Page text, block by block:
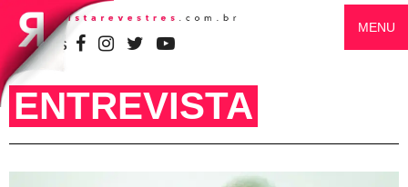
SIGA-NOS
MENU
ENTREVISTA